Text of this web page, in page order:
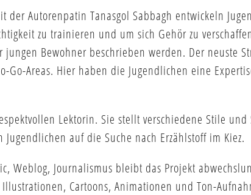
der Autorenpatin Tanasgol Sabbagh entwickeln
zu trainieren und um sich Gehör zu
Bewohner beschrieben werden. Der neuste
Go-Areas. Hier haben die Jugendlichen eine
Lektorin. Sie stellt verschiedene Stile und
auf die Suche nach Erzählstoff im Kiez.
Weblog, Journalismus bleibt das Projekt
Cartoons, Animationen und Ton-